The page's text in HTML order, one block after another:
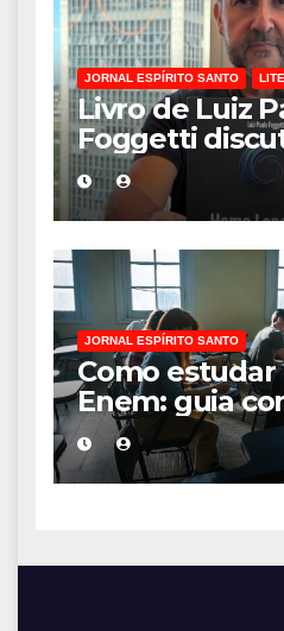
JORNAL ESPÍRITO SANTO
Livro de Luiz
Foggetti
desafios de
sociedade
aos 120 anos
realidade
JORNAL ESPÍRITO SANTO
Como estudar
Enem: guia
conquistar a
universidade